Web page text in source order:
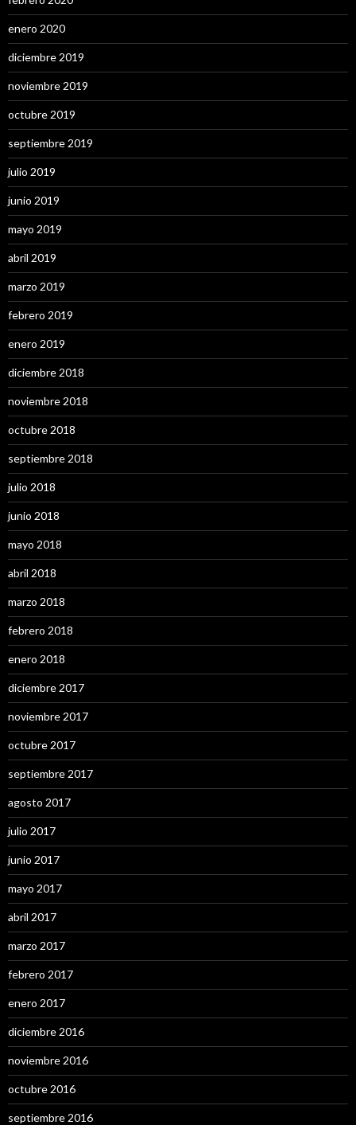
enero 2020
diciembre 2019
noviembre 2019
octubre 2019
septiembre 2019
julio 2019
junio 2019
mayo 2019
abril 2019
marzo 2019
febrero 2019
enero 2019
diciembre 2018
noviembre 2018
octubre 2018
septiembre 2018
julio 2018
junio 2018
mayo 2018
abril 2018
marzo 2018
febrero 2018
enero 2018
diciembre 2017
noviembre 2017
octubre 2017
septiembre 2017
agosto 2017
julio 2017
junio 2017
mayo 2017
abril 2017
marzo 2017
febrero 2017
enero 2017
diciembre 2016
noviembre 2016
octubre 2016
septiembre 2016